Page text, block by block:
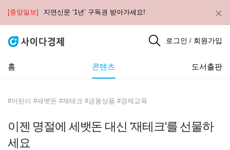
[중앙일보] 지면신문 ‘1년’ 구독권 받아가세요!
로그인 / 회원가입
홈 콘텐츠 도서출판
#어린이 #세뱃돈 #재테크 #금융상품 #경제교육
이젠 명절에 세뱃돈 대신 '재테크'를 선물하
세요